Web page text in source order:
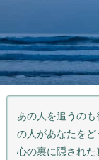
あの人を追うの
の人があなたを
心の裏に隠され